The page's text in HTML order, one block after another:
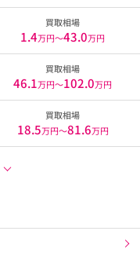
買取相場
1.4万円〜43.0万円
買取相場
46.1万円〜102.0万円
買取相場
18.5万円〜81.6万円